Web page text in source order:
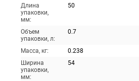
Длина
упаковки,
мм:
50
Объем
упаковки, л:
0.7
Масса, кг:
0.238
Ширина
упаковки,
мм:
54